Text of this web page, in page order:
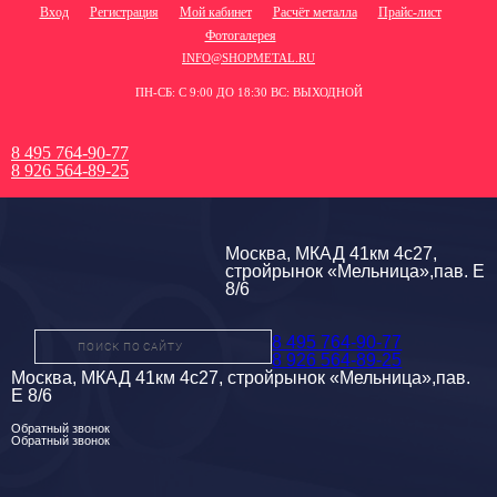
Вход Регистрация Мой кабинет Расчёт металла
Прайс-лист
Фотогалерея
INFO@SHOPMETAL.RU
ПН-СБ: С 9:00 ДО 18:30 ВС: ВЫХОДНОЙ
8 495 764-90-77
8 926 564-89-25
Москва, МКАД 41км 4с27,
стройрынок «Мельница»,пав. Е
8/6
8 495 764-90-77
8 926 564-89-25
Москва, МКАД 41км 4с27, стройрынок «Мельница»,пав.
Е 8/6
Обратный звонок
Обратный звонок